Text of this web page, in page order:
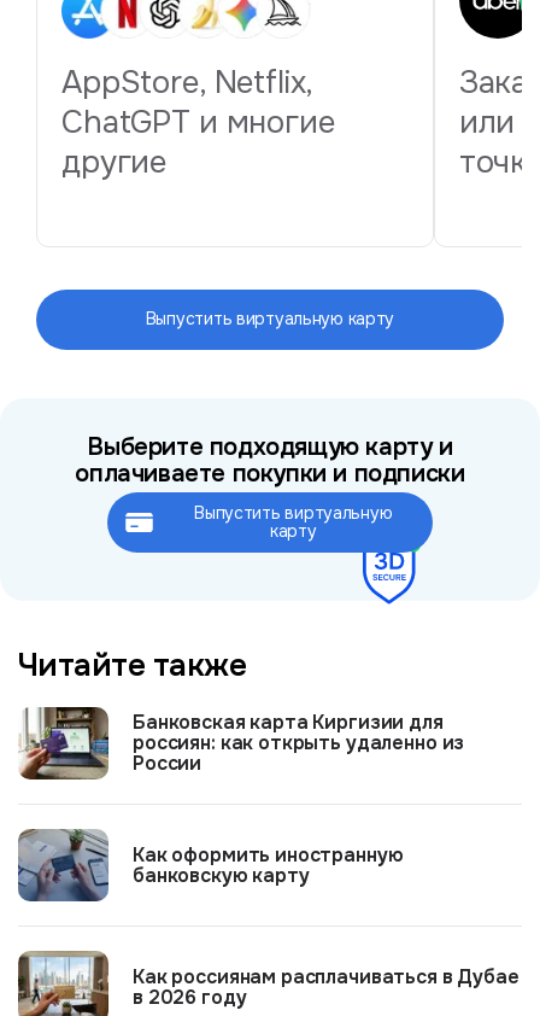
AppStore, Netflix,
ChatGPT и многие
другие
или
Выпустить виртуальную карту
Выберите подходящую карту и
оплачиваете покупки и подписки
Это займёт не более 2 минут
Выпустить виртуальную
карту
Читайте также
Банковская карта Киргизии для
россиян: как открыть удаленно из
России
Как оформить иностранную
банковскую карту
Как россиянам расплачиваться в Дубае
в 2026 году